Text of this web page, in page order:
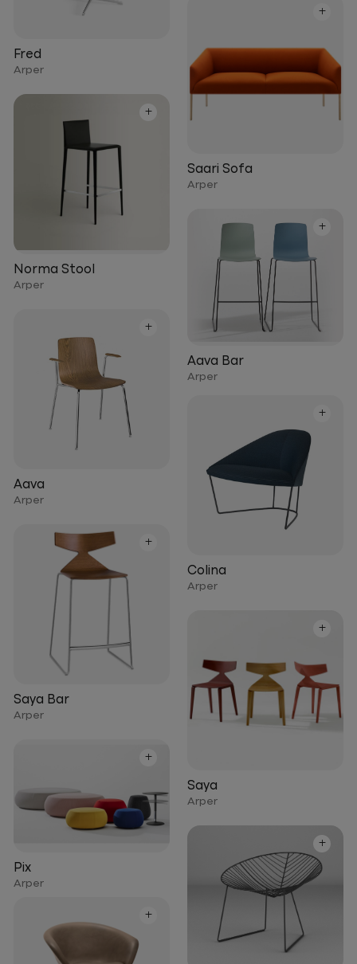
Fred
Arper
+
Saari Sofa
Arper
+
Norma Stool
Arper
+
Aava Bar
Arper
+
Aava
Arper
+
Colina
Arper
+
Saya Bar
Arper
+
Saya
Arper
+
Pix
Arper
+
+